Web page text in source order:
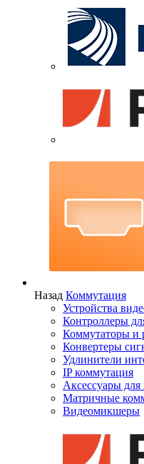
Назад Коммутация
Устройства
Контроллеры
Коммутаторы и
Конвертеры
Удлинители
IP коммутация
Аксессуары
Матричные
Видеомикшеры